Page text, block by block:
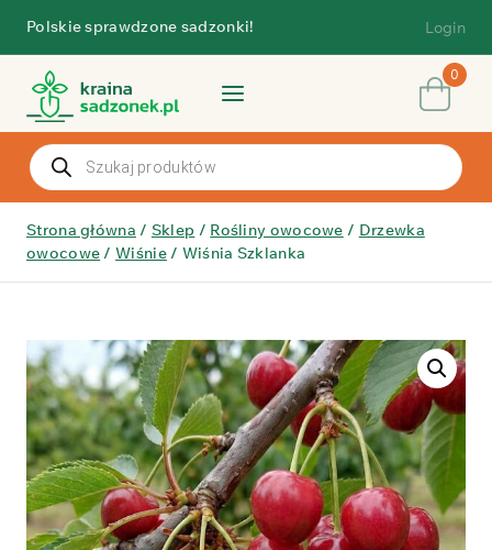
treści
Polskie sprawdzone sadzonki! Login
0
Wyszukiwarka
produktów
Strona główna / Sklep / Rośliny owocowe / Drzewka
owocowe / Wiśnie / Wiśnia Szklanka